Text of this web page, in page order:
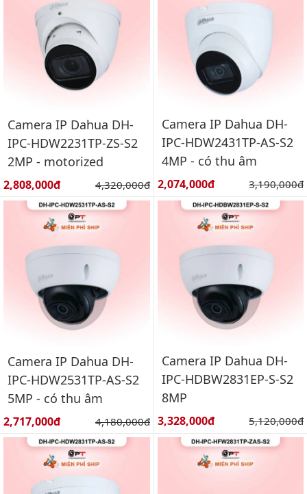
Camera IP Dahua DH-
IPC-HDW2231TP-ZS-S2
2MP - motorized
Giá bán:
2,808,000đ Giá gốc:
4,320,000đ
Camera IP Dahua DH-
IPC-HDW2431TP-AS-S2
4MP - có thu âm
Giá bán:
2,074,000đ Giá gốc:
3,190,000đ
Camera IP Dahua DH-
IPC-HDW2531TP-AS-S2
5MP - có thu âm
Giá bán:
2,717,000đ Giá gốc:
4,180,000đ
Camera IP Dahua DH-
IPC-HDBW2831EP-S-S2
8MP
Giá bán:
3,328,000đ Giá gốc:
5,120,000đ